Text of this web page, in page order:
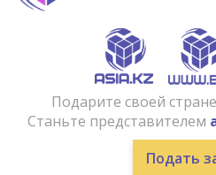
Подарите своей
Станьте представителем
Подать